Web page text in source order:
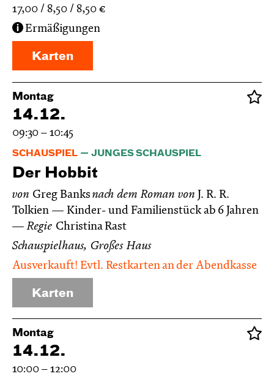
17,00
8,50 8,50 €
Ermäßigungen
Karten
Montag
14.12.
09:30 – 10:45
SCHAUSPIEL JUNGES SCHAUSPIEL
Der Hobbit
von Greg Banks nach dem Roman von J. R. R.
Tolkien
Kinder- und Familienstück ab 6 Jahren
Regie Christina Rast
Schauspielhaus, Großes Haus
Ausverkauft! Evtl. Restkarten an der Abendkasse
Karten
Montag
14.12.
10:00 – 12:00